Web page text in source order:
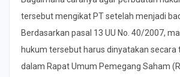
tersebut mengikat PT setelah menjadi
Berdasarkan pasal 13 UU No. 40/2007,
hukum tersebut harus dinyatakan secara
dalam Rapat Umum Pemegang Saham